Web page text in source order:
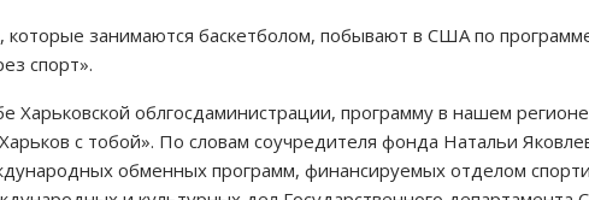
которые занимаются баскетболом, побывают в США по
спорт».
Харьковской облгосдаминистрации, программу в нашем
с тобой». По словам соучредителя фонда Натальи
обменных программ, финансируемых отделом